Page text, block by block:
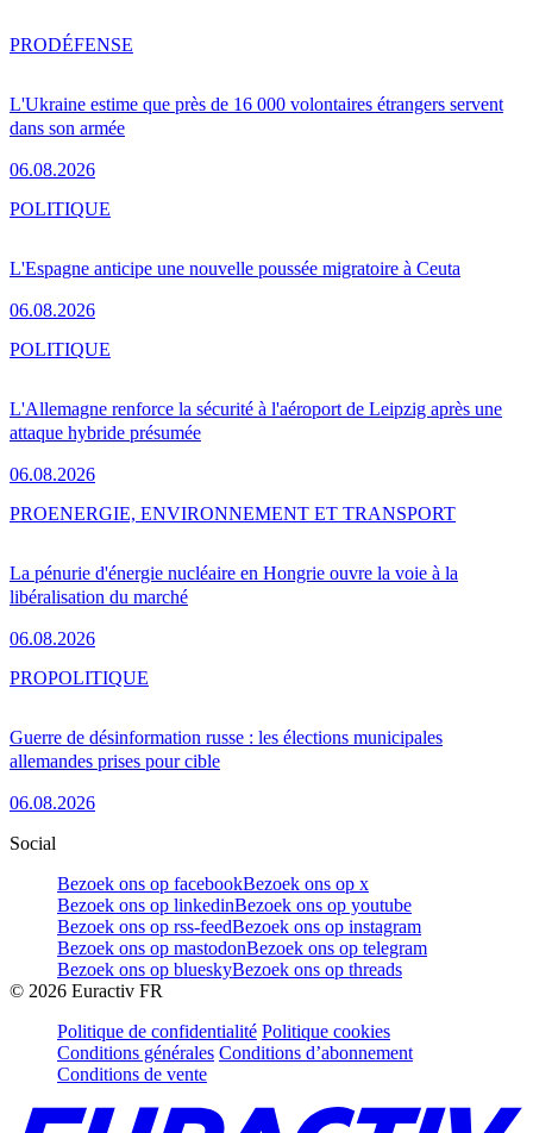
L'Ukraine estime que près de 16 000 volontaires étrangers servent
dans son armée
06.08.2026
PRODÉFENSE
L'Espagne anticipe une nouvelle poussée migratoire à Ceuta
06.08.2026
POLITIQUE
L'Allemagne renforce la sécurité à l'aéroport de Leipzig après une
attaque hybride présumée
06.08.2026
POLITIQUE
La pénurie d'énergie nucléaire en Hongrie ouvre la voie à la
libéralisation du marché
06.08.2026
PROENERGIE, ENVIRONNEMENT ET TRANSPORT
Guerre de désinformation russe : les élections municipales
allemandes prises pour cible
06.08.2026
PROPOLITIQUE
Social
Bezoek ons op facebookBezoek ons op x
Bezoek ons op linkedinBezoek ons op youtube
Bezoek ons op rss-feedBezoek ons op instagram
Bezoek ons op mastodonBezoek ons op telegram
Bezoek ons op blueskyBezoek ons op threads
© 2026 Euractiv FR
Politique de confidentialité Politique cookies
Conditions générales Conditions d’abonnement
Conditions de vente